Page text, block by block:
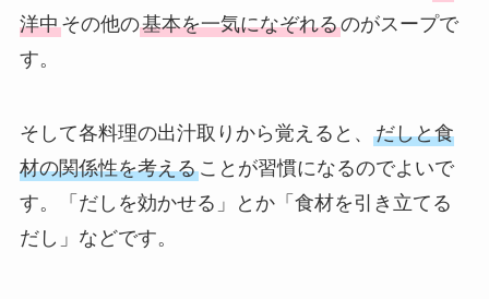
洋中その他の基本を一気になぞれるのがスープで
す。
そして各料理の出汁取りから覚えると、 だしと食
材の関係性を考えることが習慣になるのでよいで
す。「だしを効かせる」とか「食材を引き立てる
だし」などです。